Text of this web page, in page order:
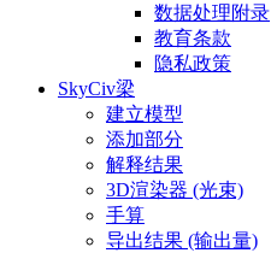
数据处理附录
教育条款
隐私政策
SkyCiv梁
建立模型
添加部分
解释结果
3D渲染器 (光束)
手算
导出结果 (输出量)